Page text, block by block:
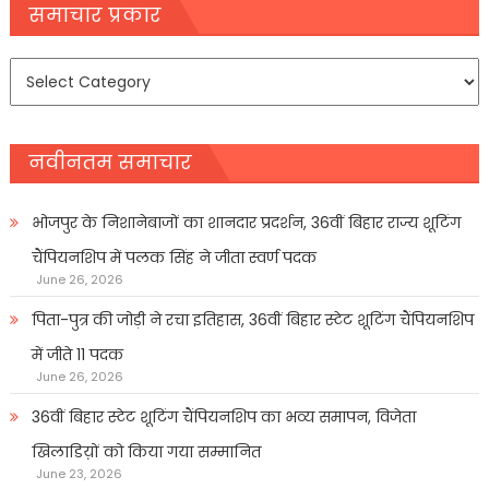
navigation
समाचार प्रकार
नवीनतम समाचार
भोजपुर के निशानेबाजों का शानदार प्रदर्शन, 36वीं बिहार राज्य शूटिंग
चैंपियनशिप में पलक सिंह ने जीता स्वर्ण पदक
June 26, 2026
पिता-पुत्र की जोड़ी ने रचा इतिहास, 36वीं बिहार स्टेट शूटिंग चैंपियनशिप
में जीते 11 पदक
June 26, 2026
36वीं बिहार स्टेट शूटिंग चैंपियनशिप का भव्य समापन, विजेता
खिलाडिय़ों को किया गया सम्मानित
June 23, 2026